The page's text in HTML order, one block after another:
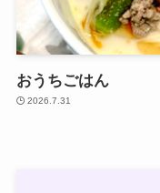
おうちごはん
2026.7.31